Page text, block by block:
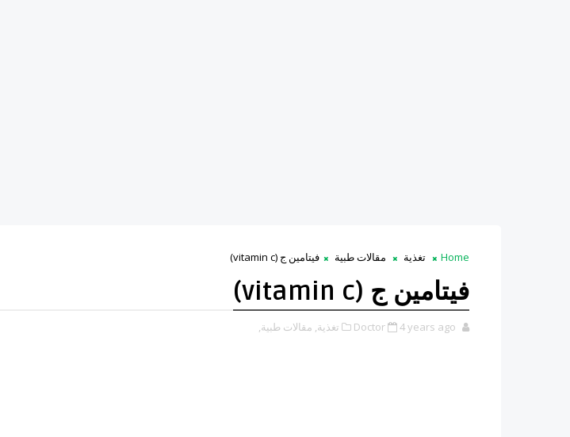
Home تغذية مقالات طبية فيتامين ج (vitamin c)
فيتامين ج (vitamin c)
Doctor 4 years ago تغذية, مقالات طبية,